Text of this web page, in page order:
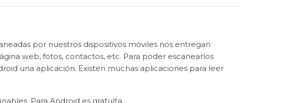
por nuestros dispositivos móviles nos entregan
web, fotos, contactos, etc. Para poder escanearlos
una aplicación. Existen muchas aplicaciones para leer
Para Android es gratuíta.